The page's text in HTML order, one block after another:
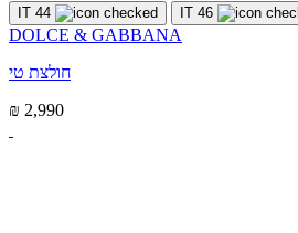
IT 44 IT 46
DOLCE & GABBANA
חולצת טי
₪ 2,990